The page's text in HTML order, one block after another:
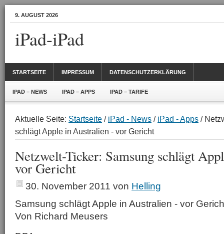
9. AUGUST 2026
iPad-iPad
STARTSEITE IMPRESSUM DATENSCHUTZERKLÄRUNG
IPAD – NEWS IPAD – APPS IPAD – TARIFE
Aktuelle Seite: Startseite / iPad - News / iPad - Apps /
schlägt Apple in Australien - vor Gericht
Netzwelt-Ticker: Samsung schlägt
vor Gericht
30. November 2011 von Helling
Samsung schlägt Apple in Australien - vor
Von Richard Meusers